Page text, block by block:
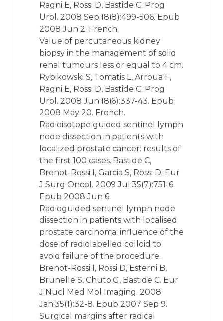
Ragni E, Rossi D, Bastide C. Prog
Urol. 2008 Sep;18(8):499-506. Epub
2008 Jun 2. French.
Value of percutaneous kidney
biopsy in the management of solid
renal tumours less or equal to 4 cm.
Rybikowski S, Tomatis L, Arroua F,
Ragni E, Rossi D, Bastide C. Prog
Urol. 2008 Jun;18(6):337-43. Epub
2008 May 20. French.
Radioisotope guided sentinel lymph
node dissection in patients with
localized prostate cancer: results of
the first 100 cases. Bastide C,
Brenot-Rossi I, Garcia S, Rossi D. Eur
J Surg Oncol. 2009 Jul;35(7):751-6.
Epub 2008 Jun 6.
Radioguided sentinel lymph node
dissection in patients with localised
prostate carcinoma: influence of the
dose of radiolabelled colloid to
avoid failure of the procedure.
Brenot-Rossi I, Rossi D, Esterni B,
Brunelle S, Chuto G, Bastide C. Eur
J Nucl Med Mol Imaging. 2008
Jan;35(1):32-8. Epub 2007 Sep 9.
Surgical margins after radical